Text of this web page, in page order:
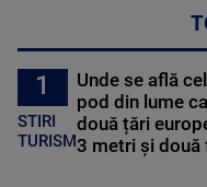
1
STIRI
TURISM
Unde se află
pod din lume
două țări
3 metri și două